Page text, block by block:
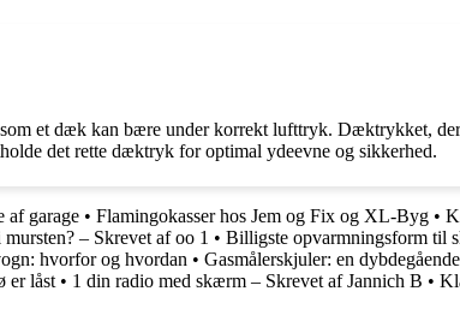
et dæk kan bære under korrekt lufttryk. Dæktrykket,
det rette dæktryk for optimal ydeevne og sikkerhed.
af garage • Flamingokasser hos Jem og Fix og XL-Byg •
– Skrevet af oo 1 • Billigste opvarmningsform til
hvorfor og hvordan • Gasmålerskjuler: en
er låst • 1 din radio med skærm – Skrevet af Jannich B •